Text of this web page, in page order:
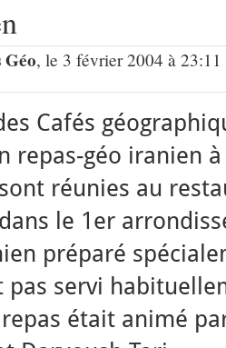
Géo, le 3 février 2004 à
Cafés
repas-géo iranien
réunies au
le 1er
préparé
pas servi
repas était animé